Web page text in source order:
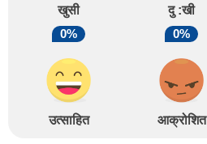
खुसी दु :खी
0%
उत्साहित
0%
आक्रोशित